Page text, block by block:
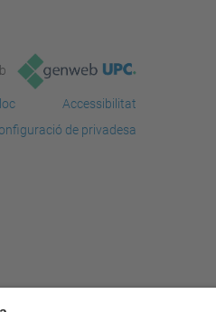
Accessibilitat
de privadesa